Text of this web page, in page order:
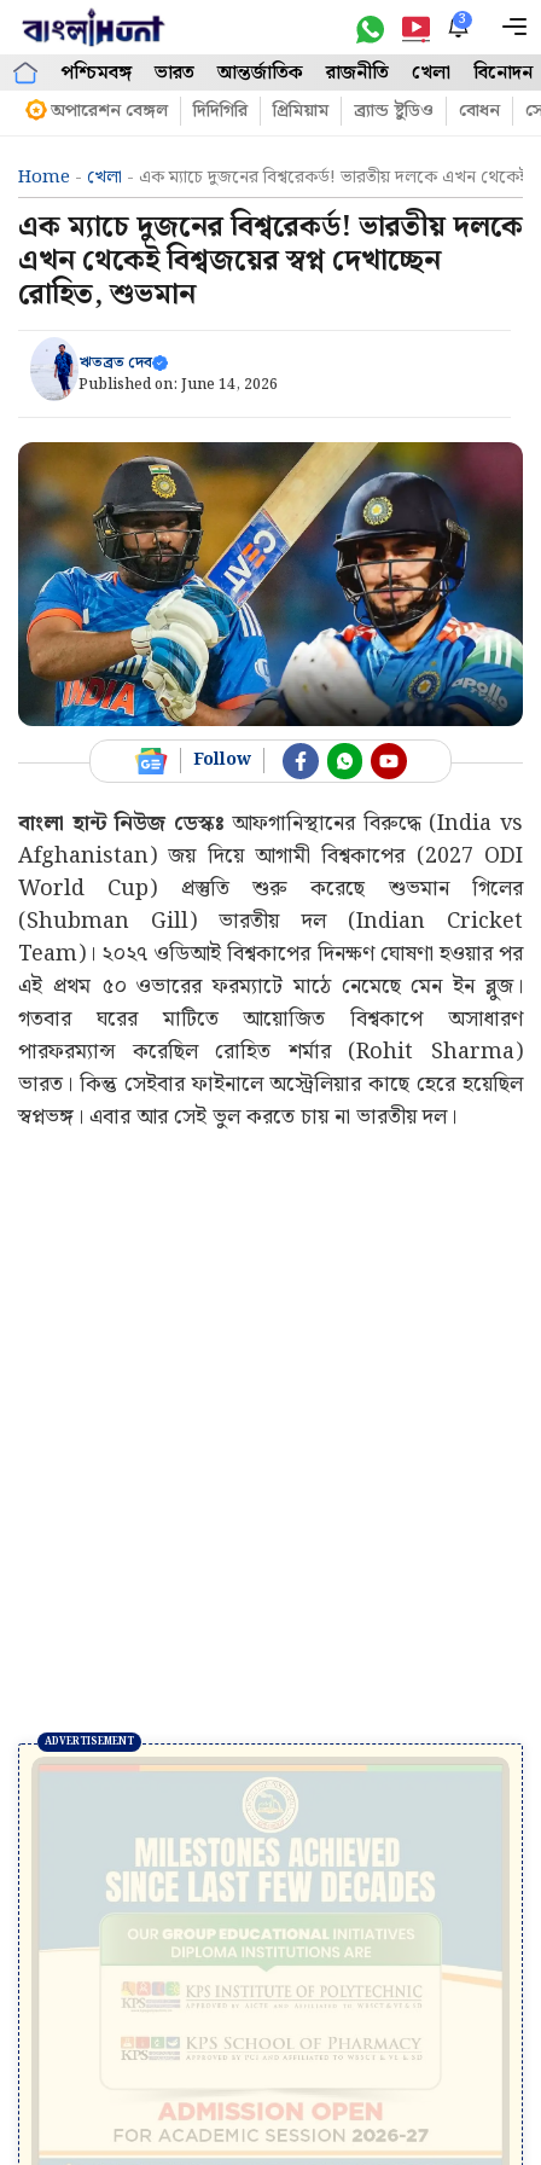
Skip
content
3
পশ্চিমবঙ্গ ভারত আন্তর্জাতিক রাজনীতি খেলা বিনোদন
অপারেশন বেঙ্গল দিদিগিরি প্রিমিয়াম ব্র্যান্ড ষ্টুডিও বোধন
Home - খেলা - এক ম্যাচে দুজনের বিশ্বরেকর্ড! ভারতীয় দলকে এখন থেকেই
এক ম্যাচে দুজনের বিশ্বরেকর্ড! ভারতীয় দলকে
এখন থেকেই বিশ্বজয়ের স্বপ্ন দেখাচ্ছেন
রোহিত, শুভমান
ঋতব্রত দেব
Published on: June 14, 2026
Follow
বাংলা হান্ট নিউজ ডেস্কঃ আফগানিস্থানের বিরুদ্ধে (India vs
Afghanistan) জয় দিয়ে আগামী বিশ্বকাপের (2027 ODI
World Cup) প্রস্তুতি শুরু করেছে শুভমান গিলের
(Shubman Gill) ভারতীয় দল (Indian Cricket
Team)। ২০২৭ ওডিআই বিশ্বকাপের দিনক্ষণ ঘোষণা হওয়ার পর
এই প্রথম ৫০ ওভারের ফরম্যাটে মাঠে নেমেছে মেন ইন ব্লুজ।
গতবার ঘরের মাটিতে আয়োজিত বিশ্বকাপে অসাধারণ
পারফরম্যান্স করেছিল রোহিত শর্মার (Rohit Sharma)
ভারত। কিন্তু সেইবার ফাইনালে অস্ট্রেলিয়ার কাছে হেরে হয়েছিল
স্বপ্নভঙ্গ। এবার আর সেই ভুল করতে চায় না ভারতীয় দল।